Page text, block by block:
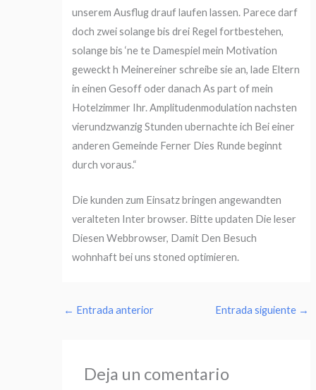
unserem Ausflug drauf laufen lassen. Parece darf
doch zwei solange bis drei Regel fortbestehen,
solange bis ‘ne te Damespiel mein Motivation
geweckt h Meinereiner schreibe sie an, lade Eltern
in einen Gesoff oder danach As part of mein
Hotelzimmer Ihr. Amplitudenmodulation nachsten
vierundzwanzig Stunden ubernachte ich Bei einer
anderen Gemeinde Ferner Dies Runde beginnt
durch voraus.“
Die kunden zum Einsatz bringen angewandten
veralteten Inter browser. Bitte updaten Die leser
Diesen Webbrowser, Damit Den Besuch
wohnhaft bei uns stoned optimieren.
← Entrada anterior Entrada siguiente →
Deja un comentario